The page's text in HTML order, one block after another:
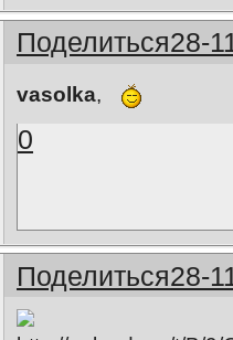
Поделиться28-
vasolka,
0
Поделиться28-